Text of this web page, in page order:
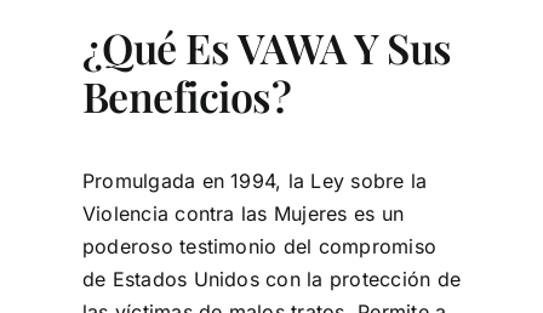
¿Qué Es VAWA Y Sus
Beneficios?
Promulgada en 1994, la Ley sobre la
Violencia contra las Mujeres es un
poderoso testimonio del compromiso
de Estados Unidos con la protección de